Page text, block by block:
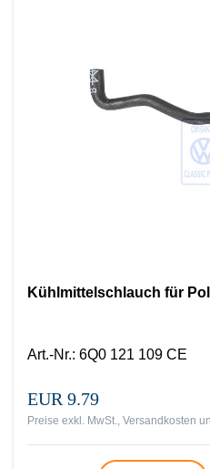
Kühlmittelschlauch für
Art.-Nr.: 6Q0 121 109 CE
EUR 9.79
Preise exkl. MwSt., Versandkosten